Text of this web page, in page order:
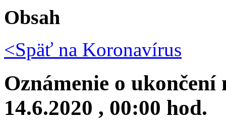
Obsah
<Späť na Koronavírus
Oznámenie o ukončení
14.6.2020 , 00:00 hod.